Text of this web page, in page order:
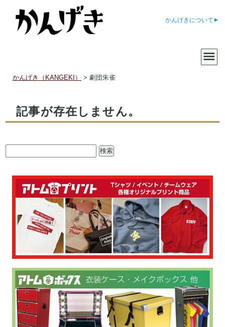
かんげきについて
かんげき（KANGEKI） >劇団朱雀
記事が存在しません。